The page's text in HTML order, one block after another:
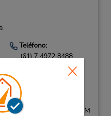
Teléfono:
(61) 7 4972 8488
PM; Sat 8:00 AM - 10:00 AM